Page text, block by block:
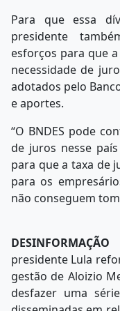
Para que essa
presidente
esforços para que
necessidade de
adotados pelo
e aportes.
“O BNDES pode
de juros nesse
para que a taxa de
para os
não conseguem
DESINFORMAÇÃO
presidente Lula
gestão de Aloizio
desfazer uma